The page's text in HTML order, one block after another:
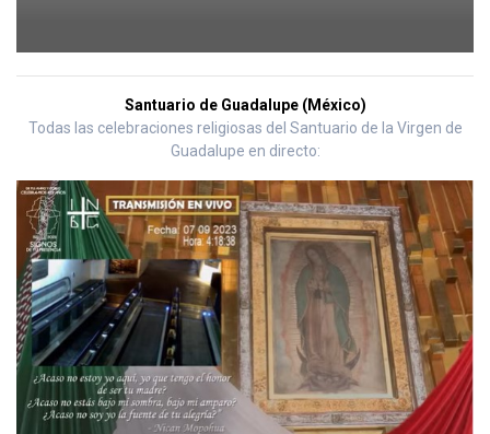
Santuario de Guadalupe (México)
Todas las celebraciones religiosas del Santuario de la Virgen de
Guadalupe en directo: